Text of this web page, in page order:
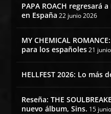
PAPA ROACH regresará
en España 22 junio 2026
MY CHEMICAL
para los españoles 21
HELLFEST 2026: Lo más
Reseña: THE
nuevo álbum, Sins. 15